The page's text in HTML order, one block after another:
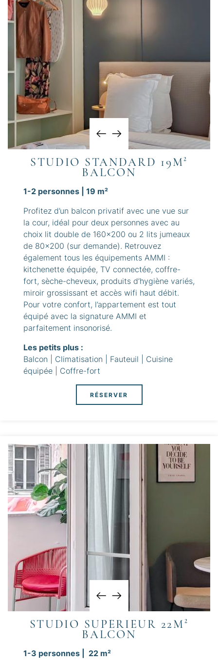
STUDIO STANDARD 19M²
BALCON
1-2 personnes | 19 m²
Profitez d’un balcon privatif avec une vue sur
la cour, idéal pour deux personnes avec au
choix lit double de 160x200 ou 2 lits jumeaux
de 80x200 (sur demande). Retrouvez
également tous les équipements AMMI :
kitchenette équipée, TV connectée, coffre-
fort, sèche-cheveux, produits d’hygiène variés,
miroir grossissant et accès wifi haut débit.
Pour votre confort, l’appartement est tout
équipé avec la signature AMMI et
parfaitement insonorisé.
Les petits plus :
Balcon | Climatisation | Fauteuil | Cuisine
équipée | Coffre-fort
RÉSERVER
STUDIO SUPÉRIEUR 22M²
BALCON
1-3 personnes | 22 m²